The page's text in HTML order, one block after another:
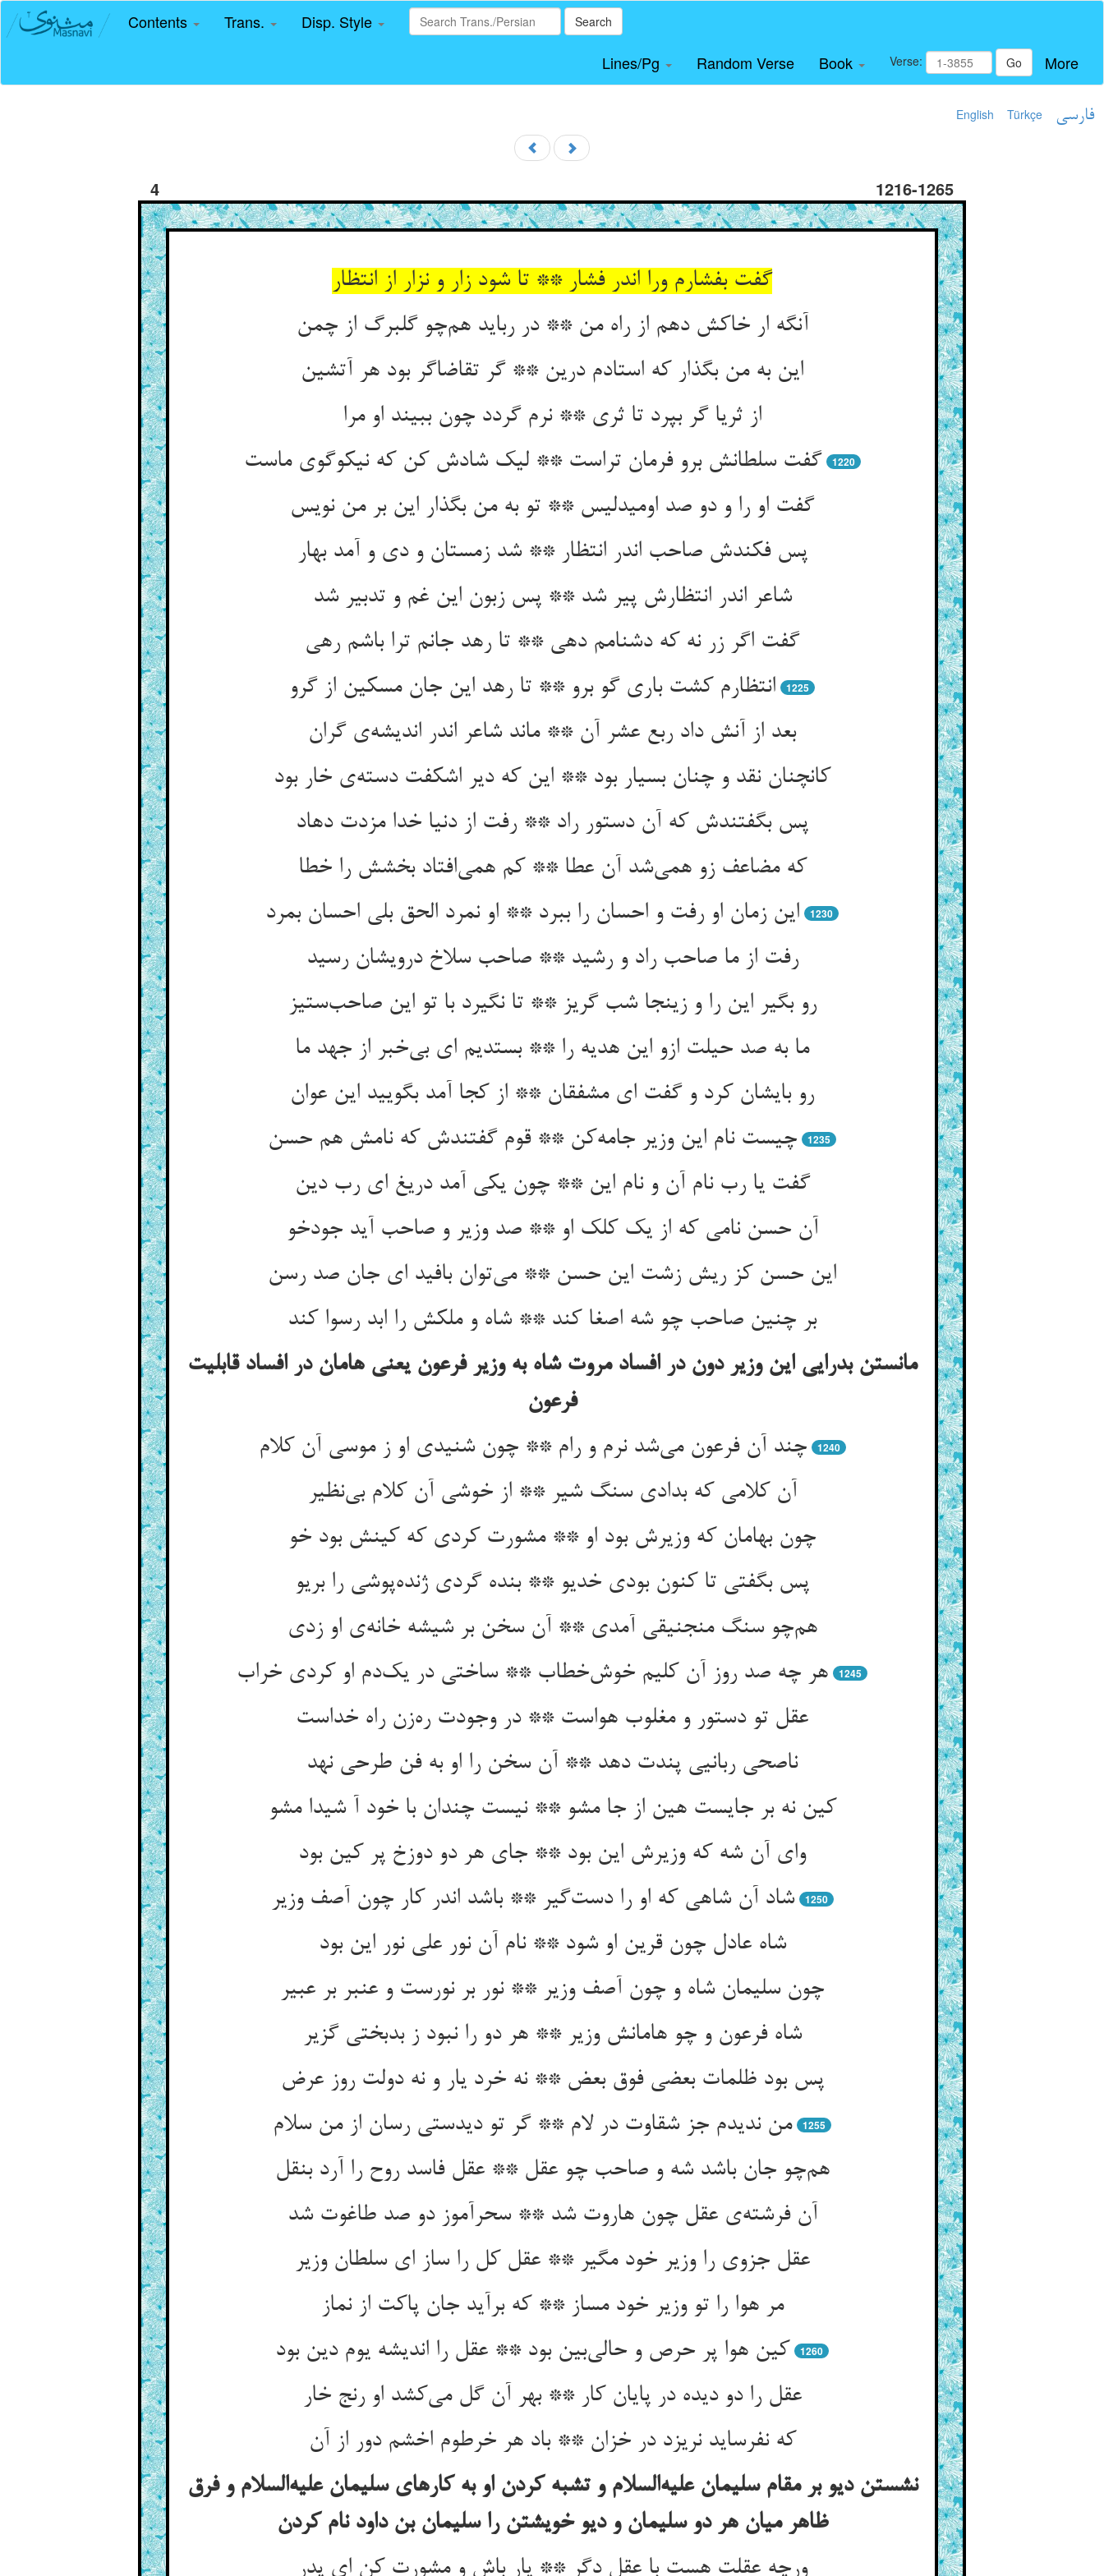
Contents Trans. Disp. Style Search
Lines/Pg Random Verse Book Verse: Go More
English Türkçe فارسی
4 1216-1265
گفت بفشارم ورا اندر فشار ** تا شود زار و نزار از انتظار
آنگه ار خاکش دهم از راه من ** در رباید هم‌چو گلبرگ از چمن
این به من بگذار که استادم درین ** گر تقاضاگر بود هر آتشین
از ثریا گر بپرد تا ثری ** نرم گردد چون ببیند او مرا
گفت سلطانش برو فرمان تراست ** لیک شادش کن که نیکوگوی ماست
1220
گفت او را و دو صد اومیدلیس ** تو به من بگذار این بر من نویس
پس فکندش صاحب اندر انتظار ** شد زمستان و دی و آمد بهار
شاعر اندر انتظارش پیر شد ** پس زبون این غم و تدبیر شد
گفت اگر زر نه که دشنامم دهی ** تا رهد جانم ترا باشم رهی
انتظارم کشت باری گو برو ** تا رهد این جان مسکین از گرو
1225
بعد از آنش داد ربع عشر آن ** ماند شاعر اندر اندیشه‌ی گران
کانچنان نقد و چنان بسیار بود ** این که دیر اشکفت دسته‌ی خار بود
پس بگفتندش که آن دستور راد ** رفت از دنیا خدا مزدت دهاد
که مضاعف زو همی‌شد آن عطا ** کم همی‌افتاد بخشش را خطا
این زمان او رفت و احسان را ببرد ** او نمرد الحق بلی احسان بمرد
1230
رفت از ما صاحب راد و رشید ** صاحب سلاخ درویشان رسید
رو بگیر این را و زینجا شب گریز ** تا نگیرد با تو این صاحب‌ستیز
ما به صد حیلت ازو این هدیه را ** بستدیم ای بی‌خبر از جهد ما
رو بایشان کرد و گفت ای مشفقان ** از کجا آمد بگویید این عوان
چیست نام این وزیر جامه‌کن ** قوم گفتندش که نامش هم حسن
1235
گفت یا رب نام آن و نام این ** چون یکی آمد دریغ ای رب دین
آن حسن نامی که از یک کلک او ** صد وزیر و صاحب آید جودخو
این حسن کز ریش زشت این حسن ** می‌توان بافید ای جان صد رسن
بر چنین صاحب چو شه اصغا کند ** شاه و ملکش را ابد رسوا کند
مانستن بدرایی این وزیر دون در افساد مروت شاه به وزیر فرعون یعنی هامان در افساد قابلیت
فرعون
چند آن فرعون می‌شد نرم و رام ** چون شنیدی او ز موسی آن کلام
1240
آن کلامی که بدادی سنگ شیر ** از خوشی آن کلام بی‌نظیر
چون بهامان که وزیرش بود او ** مشورت کردی که کینش بود خو
پس بگفتی تا کنون بودی خدیو ** بنده گردی ژنده‌پوشی را بریو
هم‌چو سنگ منجنیقی آمدی ** آن سخن بر شیشه خانه‌ی او زدی
هر چه صد روز آن کلیم خوش‌خطاب ** ساختی در یک‌دم او کردی خراب
1245
عقل تو دستور و مغلوب هواست ** در وجودت ره‌زن راه خداست
ناصحی ربانیی پندت دهد ** آن سخن را او به فن طرحی نهد
کین نه بر جایست هین از جا مشو ** نیست چندان با خود آ شیدا مشو
وای آن شه که وزیرش این بود ** جای هر دو دوزخ پر کین بود
شاد آن شاهی که او را دست‌گیر ** باشد اندر کار چون آصف وزیر
1250
شاه عادل چون قرین او شود ** نام آن نور علی نور این بود
چون سلیمان شاه و چون آصف وزیر ** نور بر نورست و عنبر بر عبیر
شاه فرعون و چو هامانش وزیر ** هر دو را نبود ز بدبختی گزیر
پس بود ظلمات بعضی فوق بعض ** نه خرد یار و نه دولت روز عرض
من ندیدم جز شقاوت در لام ** گر تو دیدستی رسان از من سلام
1255
هم‌چو جان باشد شه و صاحب چو عقل ** عقل فاسد روح را آرد بنقل
آن فرشته‌ی عقل چون هاروت شد ** سحرآموز دو صد طاغوت شد
عقل جزوی را وزیر خود مگیر ** عقل کل را ساز ای سلطان وزیر
مر هوا را تو وزیر خود مساز ** که برآید جان پاکت از نماز
کین هوا پر حرص و حالی‌بین بود ** عقل را اندیشه یوم دین بود
1260
عقل را دو دیده در پایان کار ** بهر آن گل می‌کشد او رنج خار
که نفرساید نریزد در خزان ** باد هر خرطوم اخشم دور از آن
نشستن دیو بر مقام سلیمان علیه‌السلام و تشبه کردن او به کارهای سلیمان علیه‌السلام و فرق
ظاهر میان هر دو سلیمان و دیو خویشتن را سلیمان بن داود نام کردن
ورچه عقلت هست با عقل دگر ** یار باش و مشورت کن ای پدر